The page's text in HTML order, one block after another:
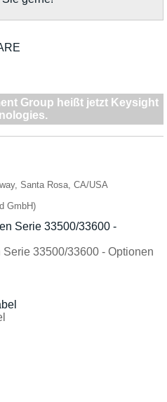
Group heißt jetzt Keysight
Santa Rosa, CA/USA
GmbH)
33500/33600 - Optionen